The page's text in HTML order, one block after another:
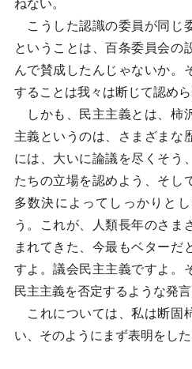
ねない。
こうした認識の委員が同じ
ということは、百条委員会の
んで賛成したんじゃないか。
することは我々は断じて認め
しかも、民主主義とは、柿
主義というのは、さまざまな
には、大いに論議を尽くそう
たちの立場を認めよう、そし
多数決によってしっかりと
う。これが、人類長年のさま
まれてきた、今最もベターだ
すよ。議会民主主義ですよ。
民主主義を否定するような発言
これについては、私は断固
い、そのようにまず表明をした